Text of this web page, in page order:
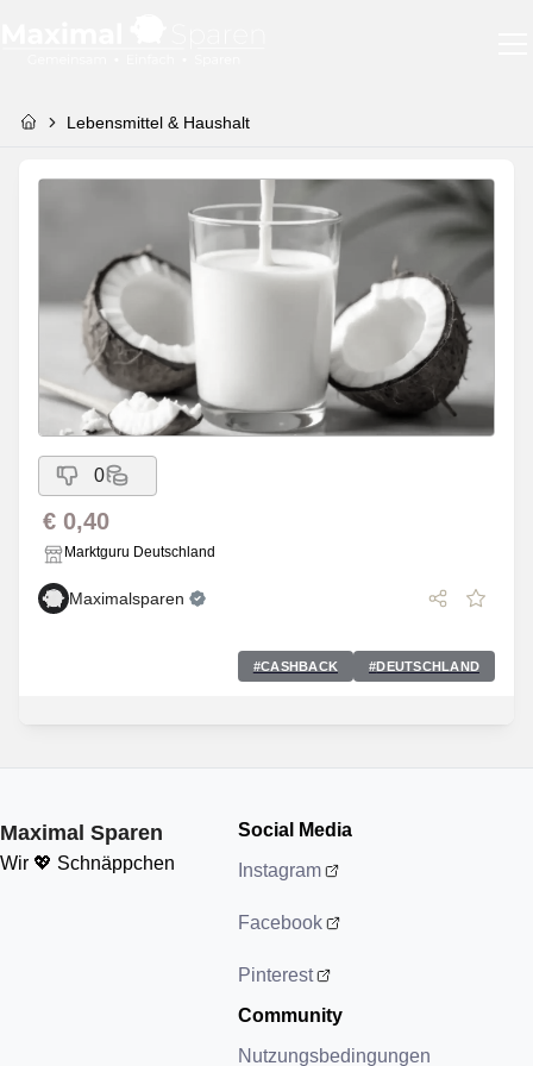
Lebensmittel & Haushalt
0
€ 0,40
Marktguru Deutschland
Maximalsparen
#CASHBACK #DEUTSCHLAND
Maximal Sparen
Wir 💖 Schnäppchen
Social Media
Instagram
Facebook
Pinterest
Community
Nutzungsbedingungen